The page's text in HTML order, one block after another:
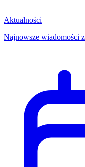
Aktualności
Najnowsze wiadomości